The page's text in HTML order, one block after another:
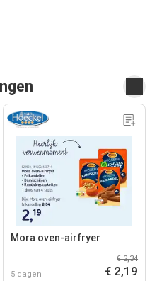
Mora oven-airfryer
5 dagen
€ 2,34
€ 2,19